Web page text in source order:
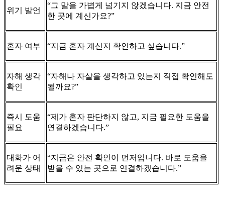
위기 발언
“그 말을 가볍게 넘기지 않겠습니다. 지금 안전
한 곳에 계신가요?”
혼자 여부 “지금 혼자 계신지 확인하고 싶습니다.”
자해 생각
확인
“자해나 자살을 생각하고 있는지 직접 확인해도
될까요?”
즉시 도움
필요
“제가 혼자 판단하지 않고, 지금 필요한 도움을
연결하겠습니다.”
대화가 어
려운 상태
“지금은 안전 확인이 먼저입니다. 바로 도움을
받을 수 있는 곳으로 연결하겠습니다.”